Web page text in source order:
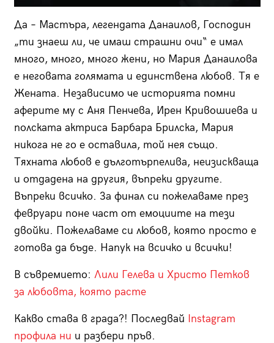
Да – Мастъра, легендата Данаилов, Господин
„ти знаеш ли, че имаш страшни очи“ е имал
много, много, много жени, но Мария Данаилова
е неговата голямата и единствена любов. Тя е
Жената. Независимо че историята помни
аферите му с Аня Пенчева, Ирен Кривошиева и
полската актриса Барбара Брилска, Мария
никога не го е оставила, той нея също.
Тяхната любов е дълготърпелива, неизискваща
и отдадена на другия, въпреки другите.
Въпреки всичко. За финал си пожелаваме през
февруари поне част от емоциите на тези
двойки. Пожелаваме си любов, която просто е
готова да бъде. Напук на всичко и всички!
В съвремието: Лили Гелева и Христо Петков
за любовта, която расте
Какво става в града?! Последвай Instagram
профила ни и разбери пръв.